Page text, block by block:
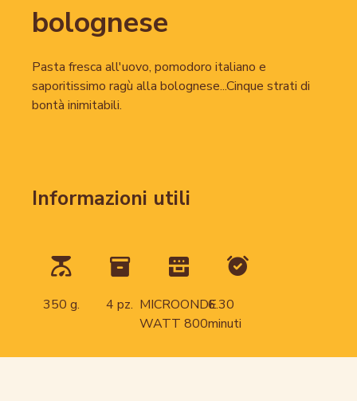
bolognese
Pasta fresca all'uovo, pomodoro italiano e
saporitissimo ragù alla bolognese...Cinque strati di
bontà inimitabili.
Informazioni utili
350 g. 4 pz. MICROONDE
WATT 800
6.30
minuti